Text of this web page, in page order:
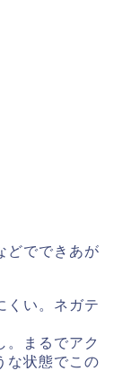
どでできあが
くい。ネガテ
。まるでアク
な状態でこの